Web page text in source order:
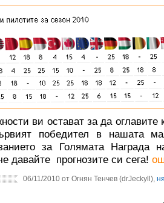
ви остават за да оглавите
победител в нашата
за Голямата Награда
давайте прогнозите си сега!
06/11/2010 от Огнян Тенчев (drJeckyll),